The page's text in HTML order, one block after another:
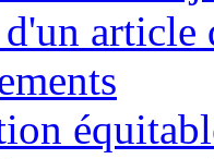
article